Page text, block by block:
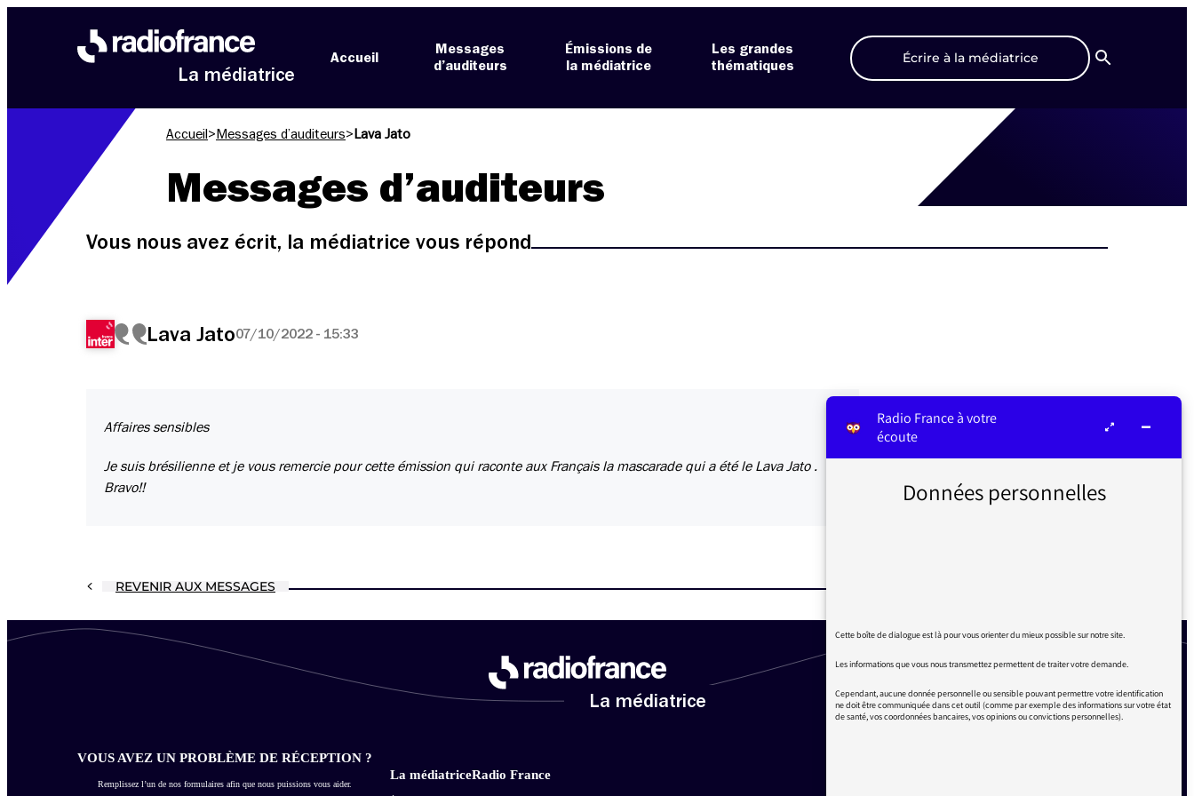
La médiatrice
Accueil
Messages
d’auditeurs
Émissions de
la médiatrice
Les grandes
thématiques
Écrire à la médiatrice
Recherche
Accueil > Messages d’auditeurs> Lava Jato
Messages d’auditeurs
Vous nous avez écrit, la médiatrice vous répond
Lava Jato07/10/2022 - 15:33
Affaires sensibles
Je suis brésilienne et je vous remercie pour cette émission qui raconte aux Français la mascarade qui a été le Lava Jato .
Bravo!!
REVENIR AUX MESSAGES
La médiatrice
VOUS AVEZ UN PROBLÈME DE RÉCEPTION ?
Remplissez l’un de nos formulaires afin que nous puissions vous aider.
La médiatriceRadio France
Radio France à votre
écoute
Données personnelles
Cette boîte de dialogue est là pour vous orienter du mieux possible sur notre site.
Les informations que vous nous transmettez permettent de traiter votre demande.
Cependant, aucune donnée personnelle ou sensible pouvant permettre votre identification
ne doit être communiquée dans cet outil (comme par exemple des informations sur votre état
de santé, vos coordonnées bancaires, vos opinions ou convictions personnelles).